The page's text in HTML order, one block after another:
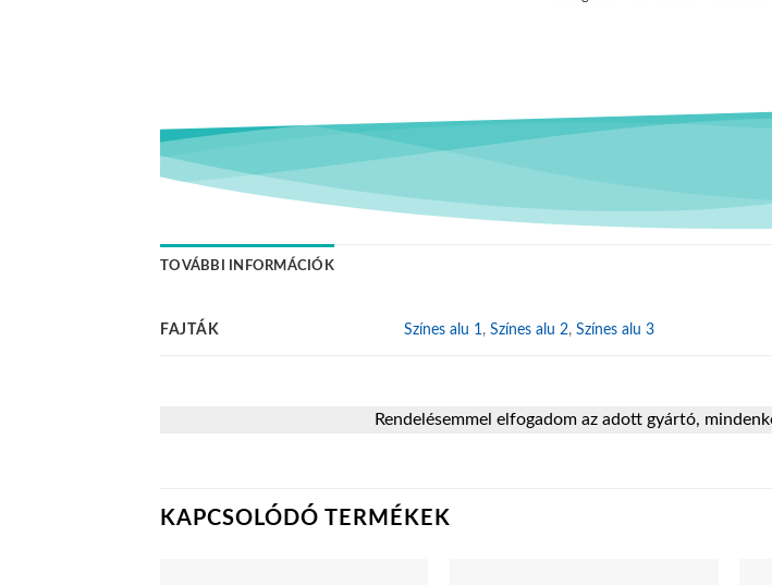
TOVÁBBI INFORMÁCIÓK
FAJTÁK Színes alu 1 ,Színes alu 2,Színes alu 3
Rendelésemmel elfogadom az adott gyártó,
KAPCSOLÓDÓ TERMÉKEK